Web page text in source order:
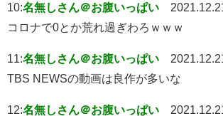
10:名無しさん＠お腹いっぱい
コロナで0とか荒れ過ぎわろｗｗｗ
11:名無しさん＠お腹いっぱい
TBS NEWSの動画は良作が多いな
12:名無しさん＠お腹いっぱい